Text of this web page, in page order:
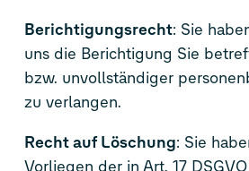
Berichtigungsrecht: Sie
uns die Berichtigung Sie
bzw. unvollständiger
zu verlangen.
Recht auf Löschung: Sie
Vorliegen der in Art. 17